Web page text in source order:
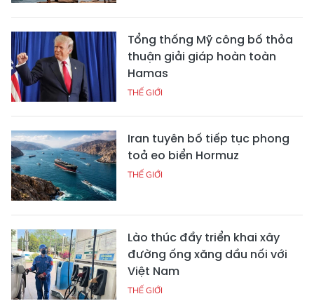
Tổng thống Mỹ công bố thỏa
thuận giải giáp hoàn toàn
Hamas
THẾ GIỚI
Iran tuyên bố tiếp tục phong
toả eo biển Hormuz
THẾ GIỚI
Lào thúc đẩy triển khai xây
đường ống xăng dầu nối với
Việt Nam
THẾ GIỚI